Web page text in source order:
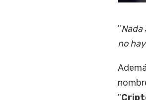
"Nada
no
"